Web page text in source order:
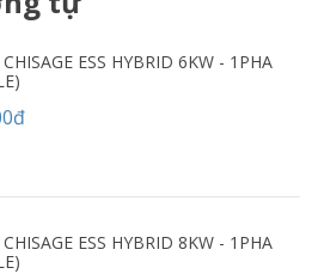
CHISAGE ESS HYBRID 6KW - 1PHA
CHISAGE ESS HYBRID 8KW - 1PHA